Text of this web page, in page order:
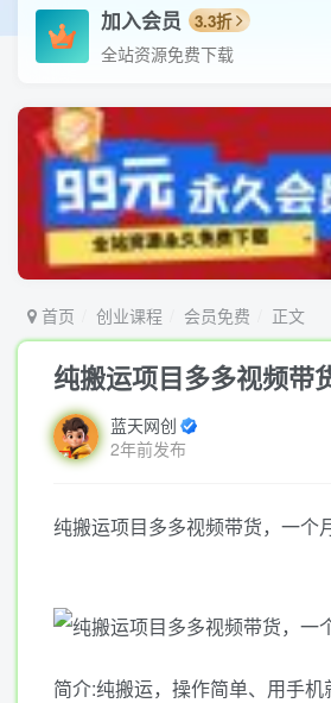
加入会员 3.3折
全站资源免费下载
首页 创业课程 会员免费 正文
纯搬运项目多多视频带
蓝天网创
2年前发布
纯搬运项目多多视频带货，一个
简介:纯搬运，操作简单、用手